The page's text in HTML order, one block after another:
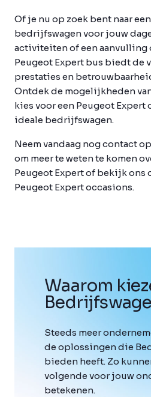
Of je nu op zoek bent naar
bedrijfswagen voor jouw
activiteiten of een aanvulling
Peugeot Expert bus biedt de
prestaties en
Ontdek de mogelijkheden
kies voor een Peugeot Expert
ideale bedrijfswagen.
Neem vandaag nog contact
om meer te weten te komen
Peugeot Expert of bekijk ons
Peugeot Expert occasions.
Waarom
Steeds meer
de oplossingen die
bieden heeft. Zo
volgende voor jouw
betekenen.